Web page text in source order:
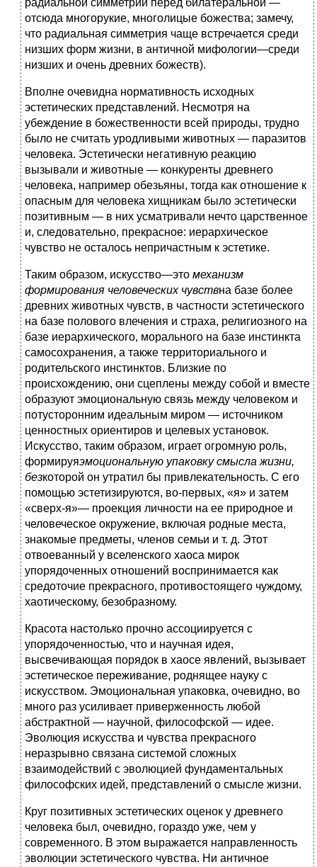
радиальной симметрии перед билатеральной —
отсюда многорукие, многолицые божества; замечу,
что радиальная симметрия чаще встречается среди
низших форм жизни, в античной мифологии—среди
низших и очень древних божеств).
Вполне очевидна нормативность исходных
эстетических представлений. Несмотря на
убеждение в божественности всей природы, трудно
было не считать уродливыми животных — паразитов
человека. Эстетически негативную реакцию
вызывали и животные — конкуренты древнего
человека, например обезьяны, тогда как отношение к
опасным для человека хищникам было эстетически
позитивным — в них усматривали нечто царственное
и, следовательно, прекрасное: иерархическое
чувство не осталось непричастным к эстетике.
Таким образом, искусство—это механизм
формирования человеческих чувствна базе более
древних животных чувств, в частности эстетического
на базе полового влечения и страха, религиозного на
базе иерархического, морального на базе инстинкта
самосохранения, а также территориального и
родительского инстинктов. Близкие по
происхождению, они сцеплены между собой и вместе
образуют эмоциональную связь между человеком и
потусторонним идеальным миром — источником
ценностных ориентиров и целевых установок.
Искусство, таким образом, играет огромную роль,
формируяэмоциональную упаковку смысла жизни,
безкоторой он утратил бы привлекательность. С его
помощью эстетизируются, во-первых, «я» и затем
«сверх-я»— проекция личности на ее природное и
человеческое окружение, включая родные места,
знакомые предметы, членов семьи и т. д. Этот
отвоеванный у вселенского хаоса мирок
упорядоченных отношений воспринимается как
средоточие прекрасного, противостоящего чуждому,
хаотическому, безобразному.
Красота настолько прочно ассоциируется с
упорядоченностью, что и научная идея,
высвечивающая порядок в хаосе явлений, вызывает
эстетическое переживание, роднящее науку с
искусством. Эмоциональная упаковка, очевидно, во
много раз усиливает приверженность любой
абстрактной — научной, философской — идее.
Эволюция искусства и чувства прекрасного
неразрывно связана системой сложных
взаимодействий с эволюцией фундаментальных
философских идей, представлений о смысле жизни.
Круг позитивных эстетических оценок у древнего
человека был, очевидно, гораздо уже, чем у
современного. В этом выражается направленность
эволюции эстетического чувства. Ни античное